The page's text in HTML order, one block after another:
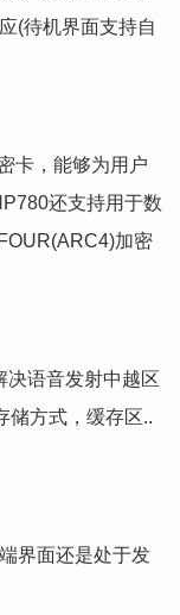
(待机界面支持自
，能够为用户
还支持用于数
加密
语音发射中越区
储方式，缓存区..
界面还是处于发